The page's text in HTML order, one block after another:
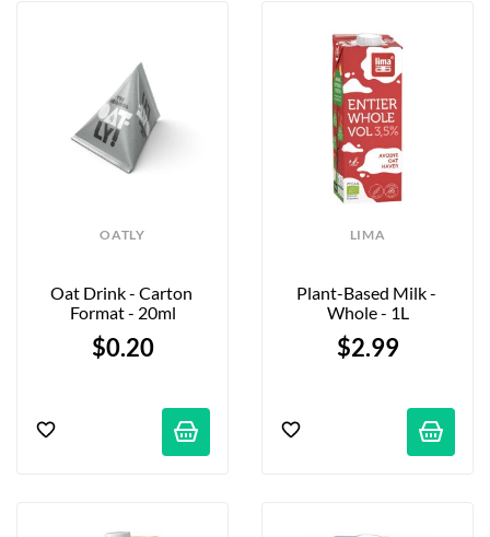
OATLY
Oat Drink - Carton
Format - 20ml
$0.20
LIMA
Plant-Based Milk -
Whole - 1L
$2.99